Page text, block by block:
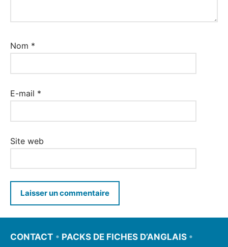
Nom *
E-mail *
Site web
CONTACT • PACKS DE FICHES D’ANGLAIS •